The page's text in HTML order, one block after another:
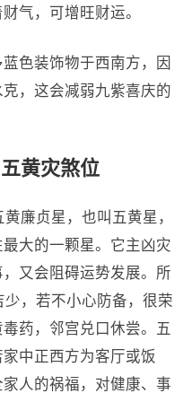
气，可增旺财运。
色装饰物于西南方，因
，这会减弱九紫喜庆的
黄灾煞位
廉贞星，也叫五黄星，
大的一颗星。它主凶灾
又会阻碍运势发展。所
，若不小心防备，很荣
药，邻宫兑口休尝。五
中正西方为客厅或饭
人的祸福，对健康、事